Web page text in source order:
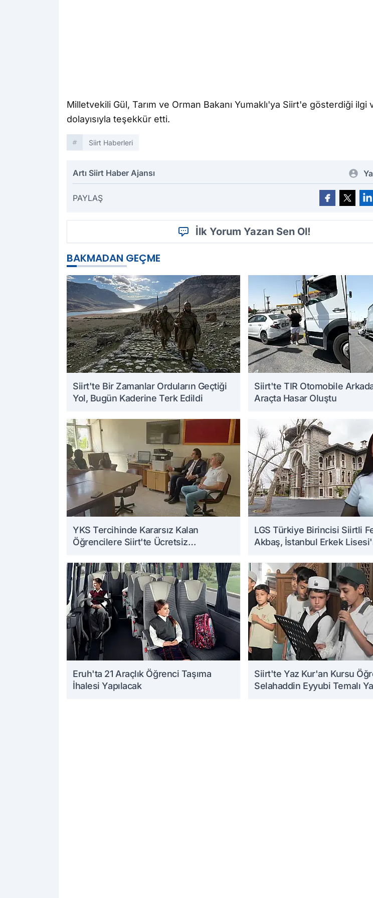
Milletvekili Gül, Tarım ve Orman Bakanı Yumaklı'ya Siirt'e gösterdiği ilgi
dolayısıyla teşekkür etti.
Siirt Haberleri
Artı Siirt Haber Ajansı
PAYLAŞ
İlk Yorum Yazan Sen Ol!
BAKMADAN GEÇME
Siirt'te Bir Zamanlar Orduların Geçtiği
Yol, Bugün Kaderine Terk Edildi
Siirt'te TIR Otomobile
Araçta Hasar Oluştu
YKS Tercihinde Kararsız Kalan
Öğrencilere Siirt'te Ücretsiz
LGS Türkiye Birincisi Siirtli
Akbaş, İstanbul Erkek
Eruh'ta 21 Araçlık Öğrenci Taşıma
İhalesi Yapılacak
Siirt'te Yaz Kur'an Kursu
Selahaddin Eyyubi Temalı